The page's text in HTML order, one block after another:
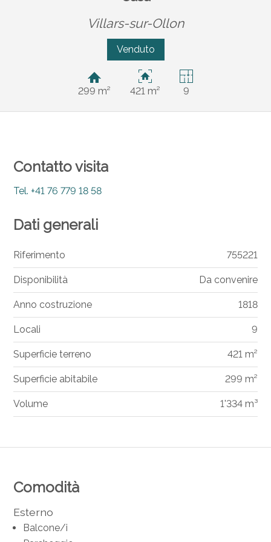
Villars-sur-Ollon
Venduto
299 m² 421 m² 9
Comodità
Esterno
Balcone/i
Contatto visita
Tel.+41 76 779 18 58
Dati generali
Riferimento 755221
Disponibilità Da convenire
Anno costruzione 1818
Locali 9
Superficie terreno 421 m²
Superficie abitabile 299 m²
Volume 1'334 m³